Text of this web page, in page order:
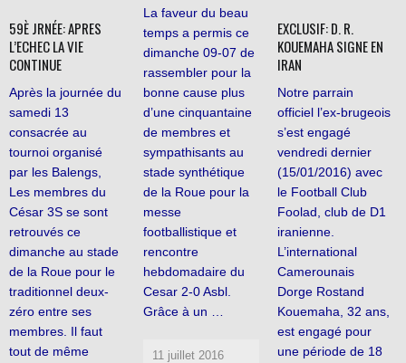
59È JRNÉE: APRES
L’ECHEC LA VIE
CONTINUE
Après la journée du
samedi 13
consacrée au
tournoi organisé
par les Balengs,
Les membres du
César 3S se sont
retrouvés ce
dimanche au stade
de la Roue pour le
traditionnel deux-
zéro entre ses
membres. Il faut
tout de même
La faveur du beau
temps a permis ce
dimanche 09-07 de
rassembler pour la
bonne cause plus
d’une cinquantaine
de membres et
sympathisants au
stade synthétique
de la Roue pour la
messe
footballistique et
rencontre
hebdomadaire du
Cesar 2-0 Asbl.
Grâce à un …
11 juillet 2016
EXCLUSIF: D. R.
KOUEMAHA SIGNE EN
IRAN
Notre parrain
officiel l’ex-brugeois
s’est engagé
vendredi dernier
(15/01/2016) avec
le Football Club
Foolad, club de D1
iranienne.
L’international
Camerounais
Dorge Rostand
Kouemaha, 32 ans,
est engagé pour
une période de 18